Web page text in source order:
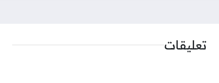
تعليقات